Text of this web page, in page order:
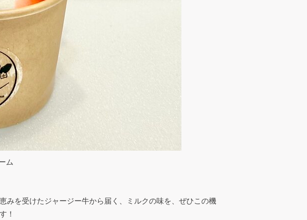
ム
みを受けたジャージー牛から届く、ミルクの味を、ぜひこの機
！